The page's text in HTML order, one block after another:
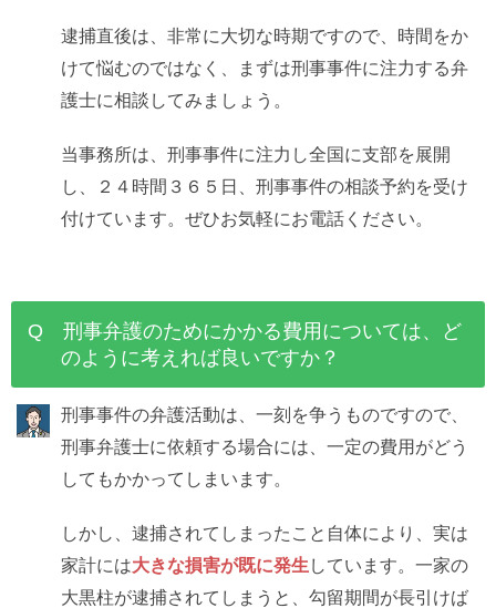
逮捕直後は、非常に大切な時期ですので、時間をか
けて悩むのではなく、まずは刑事事件に注力する弁
護士に相談してみましょう。
当事務所は、刑事事件に注力し全国に支部を展開
し、２４時間３６５日、刑事事件の相談予約を受け
付けています。ぜひお気軽にお電話ください。
Q 刑事弁護のためにかかる費用については、ど
のように考えれば良いですか？
刑事事件の弁護活動は、一刻を争うものですので、
刑事弁護士に依頼する場合には、一定の費用がどう
してもかかってしまいます。
しかし、逮捕されてしまったこと自体により、実は
家計には大きな損害が既に発生 しています。一家の
大黒柱が逮捕されてしまうと、勾留期間が長引けば